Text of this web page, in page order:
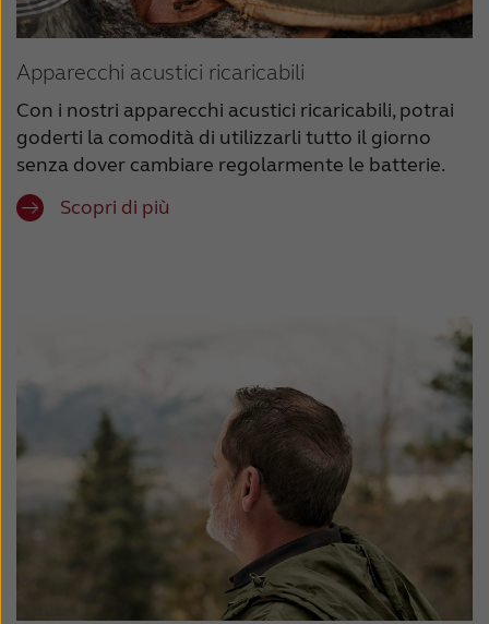
Apparecchi acustici ricaricabili
Con i nostri apparecchi acustici ricaricabili, potrai
goderti la comodità di utilizzarli tutto il giorno
senza dover cambiare regolarmente le batterie.
Scopri di più